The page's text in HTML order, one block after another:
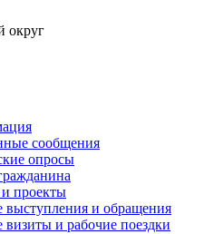
округ
сообщения
опросы
проекты
и обращения
и рабочие поездки